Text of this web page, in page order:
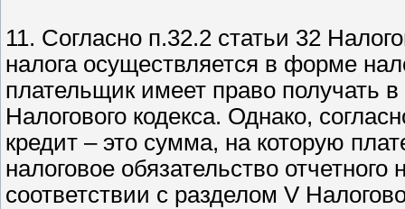
11. Согласно п.32.2 статьи 32
налога осуществляется в форме
плательщик имеет право получать
Налогового кодекса. Однако,
кредит – это сумма, на которую
налоговое обязательство
соответствии с разделом V